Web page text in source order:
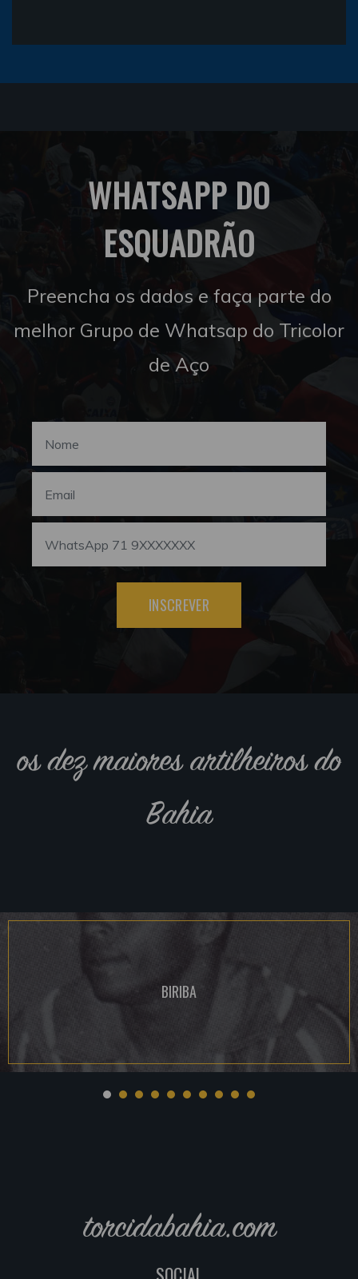
WHATSAPP DO
ESQUADRÃO
Preencha os dados e faça parte do
melhor Grupo de Whatsap do Tricolor
de Aço
INSCREVER
os dez maiores artilheiros do
Bahia
BIRIBA
torcidabahia.com